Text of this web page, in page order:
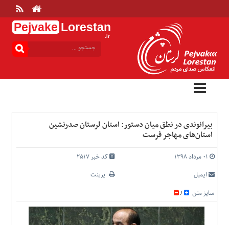
Pejvake Lorestan
.ir
بالا
خانه
ارتباط
درباره
منوی
عمومی
بیرانوندی در نطق میان دستور: استان لرستان صدرنشین
استان‌های مهاجر فرست
۰۱ مرداد ۱۳۹۸
کد خبر 2517
ایمیل
پرینت
سایز متن
/